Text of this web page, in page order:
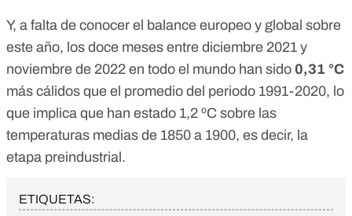
Y, a falta de conocer el balance europeo y global sobre
este año, los doce meses entre diciembre 2021 y
noviembre de 2022 en todo el mundo han sido 0,31 °C
más cálidos que el promedio del periodo 1991-2020, lo
que implica que han estado 1,2 ºC sobre las
temperaturas medias de 1850 a 1900, es decir, la
etapa preindustrial.
ETIQUETAS: